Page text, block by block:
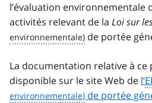
l’évaluation environnementale
activités relevant de la Loi sur
de portée
La documentation relative à
disponible sur le site Web de l’
de portée